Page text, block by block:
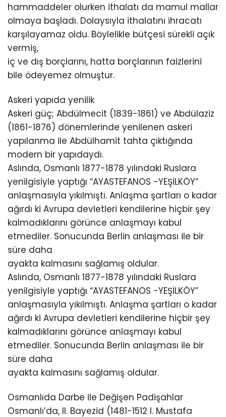
hammaddeler olurken ithalatı da mamul mallar
olmaya başladı. Dolaysıyla ithalatını ihracatı
karşılayamaz oldu. Böylelikle bütçesi sürekli açık
vermiş,
iç ve dış borçlarını, hatta borçlarının faizlerini
bile ödeyemez olmuştur.
Askeri yapıda yenilik
Askeri güç; Abdülmecit (1839-1861) ve Abdülaziz
(1861-1876) dönemlerinde yenilenen askeri
yapılanma ile Abdülhamit tahta çıktığında
modern bir yapıdaydı.
Aslında, Osmanlı 1877-1878 yılındaki Ruslara
yenilgisiyle yaptığı “AYASTEFANOS -YEŞİLKÖY”
anlaşmasıyla yıkılmıştı. Anlaşma şartları o kadar
ağırdı ki Avrupa devletleri kendilerine hiçbir şey
kalmadıklarını görünce anlaşmayı kabul
etmediler. Sonucunda Berlin anlaşması ile bir
süre daha
ayakta kalmasını sağlamış oldular.
Aslında, Osmanlı 1877-1878 yılındaki Ruslara
yenilgisiyle yaptığı “AYASTEFANOS -YEŞİLKÖY”
anlaşmasıyla yıkılmıştı. Anlaşma şartları o kadar
ağırdı ki Avrupa devletleri kendilerine hiçbir şey
kalmadıklarını görünce anlaşmayı kabul
etmediler. Sonucunda Berlin anlaşması ile bir
süre daha
ayakta kalmasını sağlamış oldular.
Osmanlıda Darbe ile Değişen Padişahlar
Osmanlı’da, II. Bayezid (1481-1512 I. Mustafa